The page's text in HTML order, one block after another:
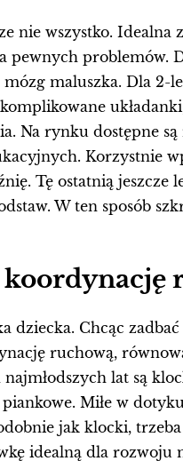
nie wszystko. Idealna
pewnych problemów.
maluszka. Dla 2-
Na rynku dostępne
Korzystnie
Tę ostatnią jeszcze
W ten sposób
dziecka. Chcąc
ruchową,
lat są
Miłe w
jak klocki,
idealną dla